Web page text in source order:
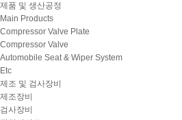
제품 및 생산공정
Main Products
Compressor Valve Plate
Compressor Valve
Automobile Seat & Wiper System
Etc
제조 및 검사장비
제조장비
검사장비